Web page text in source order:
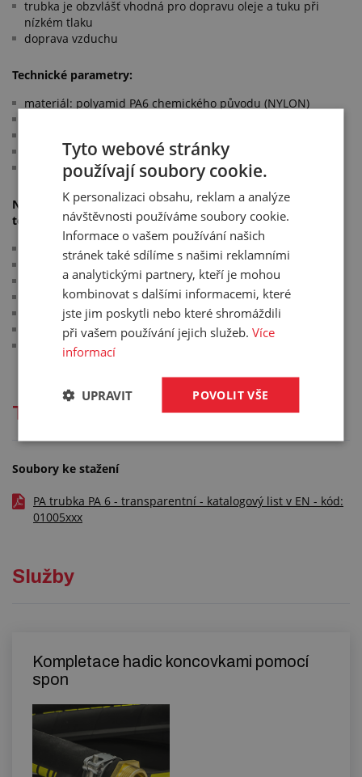
trubka je obzvlášť vhodná pro dopravu oleje a tuku při
nízkém tlaku
doprava vzduchu
Technické parametry:
materiál: polyamid PA6 chemického původu (NYLON)
​barva: transparentní
pracovní teplota: -10 °C/+80 °C
Níže uvedené hodnoty uvádí závislost pracovního tlaku na
teplotě:
20 °C - 100 % pracovního tlaku
30 °C - 83 % pracovního tlaku
40 °C - 72 % pracovního tlaku
50 °C - 64 % pracovního tlaku
60 °C - 58 % pracovního tlaku
70 °C - 52 % pracovního tlaku
80 °C - 47 % pracovního tlaku
Technická dokumentace
Soubory ke stažení
PA trubka PA 6 - transparentní - katalogový list v EN - kód:
01005xxx
Služby
Kompletace hadic koncovkami pomocí
spon
Tyto webové stránky
používají soubory cookie.
K personalizaci obsahu, reklam a analýze
návštěvnosti používáme soubory cookie.
Informace o vašem používání našich
stránek také sdílíme s našimi reklamními
a analytickými partnery, kteří je mohou
kombinovat s dalšími informacemi, které
jste jim poskytli nebo které shromáždili
při vašem používání jejich služeb.Více
informací
POVOLIT VŠE
UPRAVIT